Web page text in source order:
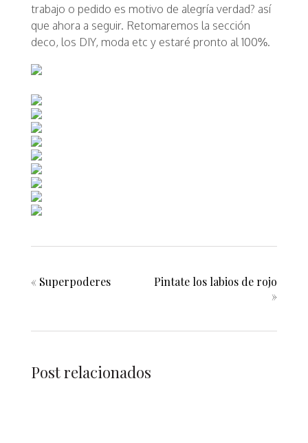
trabajo o pedido es motivo de alegría verdad? así
que ahora a seguir. Retomaremos la sección
deco, los DIY, moda etc y estaré pronto al 100%.
« Superpoderes
Pintate los labios de rojo
»
Post relacionados